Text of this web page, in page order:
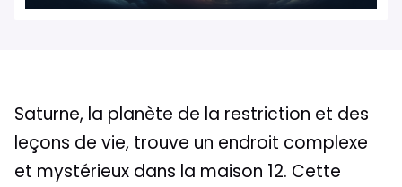
Saturne, la planète de la restriction et des
leçons de vie, trouve un endroit complexe
et mystérieux dans la maison 12. Cette